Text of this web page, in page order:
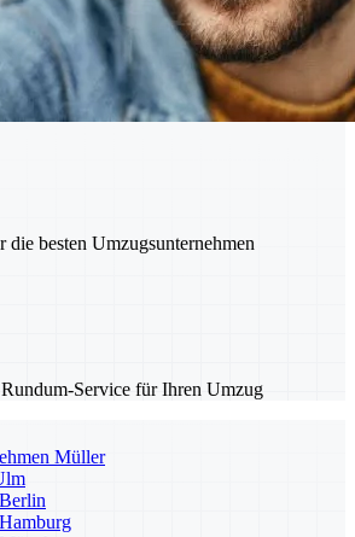
die besten Umzugsunternehmen
Service für Ihren Umzug
Müller